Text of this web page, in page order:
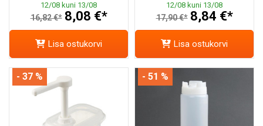
12/08 kuni 13/08
16,82 €* 8,08 €*
Lisa ostukorvi
12/08 kuni 13/08
17,90 €* 8,84 €*
Lisa ostukorvi
- 37 % - 51 %